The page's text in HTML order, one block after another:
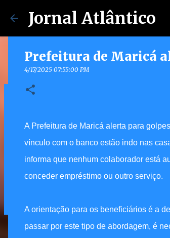
Jornal Atlântico
gratuito e online 24h
7/30/2026 04:53:00 PM
Prefeitura de Maricá
4/17/2025 07:55:00 PM
A Prefeitura de Maricá alerta para
vínculo com o banco estão indo nas
informa que nenhum colaborador está
conceder empréstimo ou outro serviço.
A orientação para os beneficiários é a
passar por este tipo de abordagem, é